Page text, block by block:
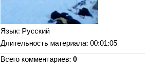
Язык: Русский
Длительность материала: 00:01:05
Всего комментариев: 0